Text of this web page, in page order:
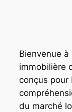
Bienvenue
immobilière
conçus pour
du marché